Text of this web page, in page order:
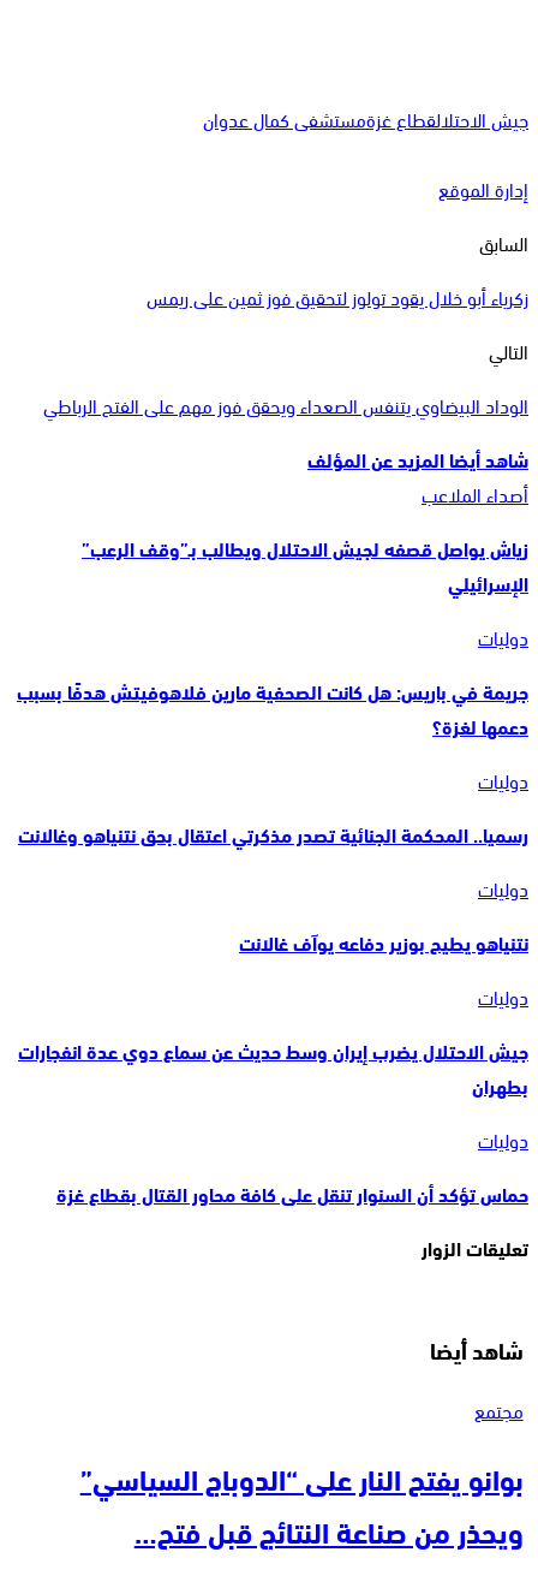
جيش الاحتلالقطاع غزةمستشفى كمال عدوان
إدارة الموقع
السابق
زكرياء أبو خلال يقود تولوز لتحقيق فوز ثمين على ريمس
التالي
الوداد البيضاوي يتنفس الصعداء ويحقق فوز مهم على الفتح الرباطي
شاهد أيضاالمزيد عن المؤلف
أصداء الملاعب
زياش يواصل قصفه لجيش الاحتلال ويطالب بـ”وقف الرعب”
الإسرائيلي
دوليات
جريمة في باريس: هل كانت الصحفية مارين فلاهوفيتش هدفًا بسبب
دعمها لغزة؟
دوليات
رسميا.. المحكمة الجنائية تصدر مذكرتي اعتقال بحق نتنياهو وغالانت
دوليات
نتنياهو يطيح بوزير دفاعه يوآف غالانت
دوليات
جيش الاحتلال يضرب إيران وسط حديث عن سماع دوي عدة انفجارات
بطهران
دوليات
حماس تؤكد أن السنوار تنقل على كافة محاور القتال بقطاع غزة
تعليقات الزوار
شاهد أيضا
مجتمع
بوانو يفتح النار على “الدوباج السياسي”
ويحذر من صناعة النتائج قبل فتح…